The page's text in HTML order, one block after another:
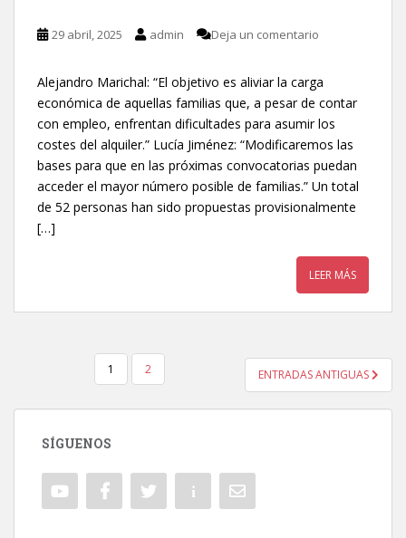
29 abril, 2025 admin Deja un comentario
Alejandro Marichal: “El objetivo es aliviar la carga
económica de aquellas familias que, a pesar de contar
con empleo, enfrentan dificultades para asumir los
costes del alquiler.” Lucía Jiménez: “Modificaremos las
bases para que en las próximas convocatorias puedan
acceder el mayor número posible de familias.” Un total
de 52 personas han sido propuestas provisionalmente
[…]
LEER MÁS
NAVEGACIÓN DE ENTRADAS
1 2 ENTRADAS ANTIGUAS
SÍGUENOS